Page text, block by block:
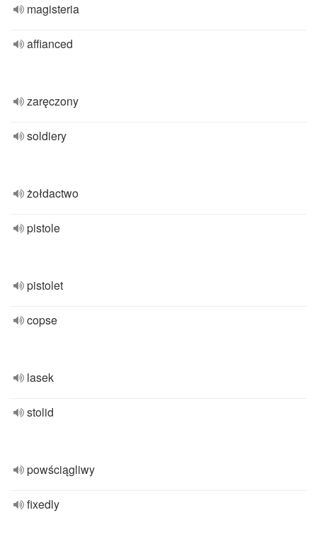
magisteria
affianced
zaręczony
soldiery
żołdactwo
pistole
pistolet
copse
lasek
stolid
powściągliwy
fixedly